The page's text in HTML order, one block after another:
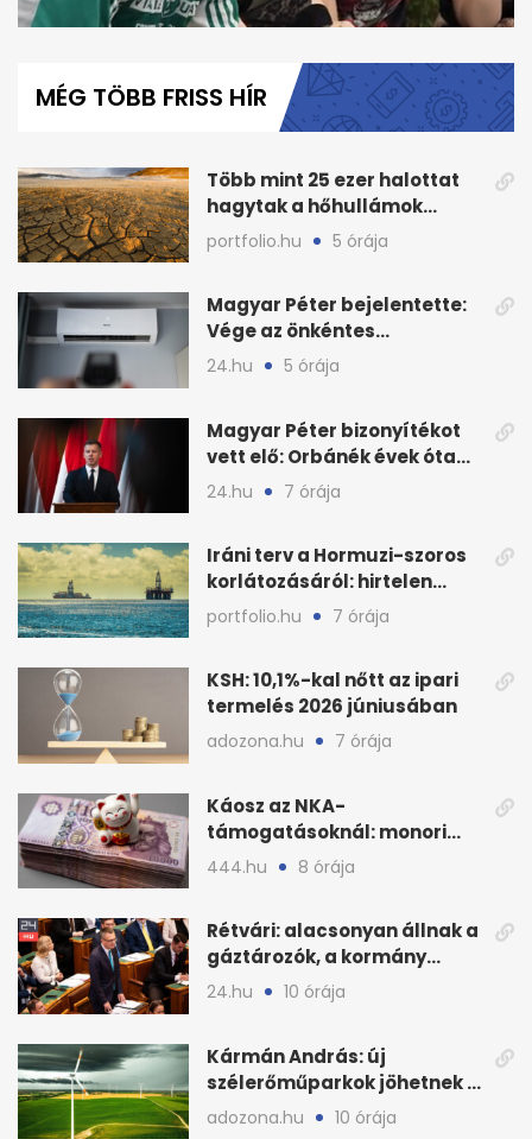
minutes,
MÉG TÖBB FRISS HÍR
Több mint 25 ezer halottat
hagytak a hőhullámok
Európában, és folytatódik
portfolio.hu 5 órája
Magyar Péter bejelentette:
Vége az önkéntes
fogyasztáscsökkentésnek
24.hu 5 órája
Magyar Péter bizonyítékot
vett elő: Orbánék évek óta
tudtak az energiarendszer
összeomlásáról
24.hu 7 órája
Iráni terv a Hormuzi-szoros
korlátozásáról: hirtelen
megugrott az olajár
portfolio.hu 7 órája
KSH: 10,1%-kal nőtt az ipari
termelés 2026 júniusában
adozona.hu 7 órája
Káosz az NKA-
támogatásoknál: monori
civilek elszámolásai és
444.hu 8 órája
Rétvári: alacsonyan állnak a
gáztározók, a kormány
válságról válságra jut
24.hu 10 órája
Kármán András: új
szélerőműparkok jöhetnek a
kormányülés döntése
adozona.hu 10 órája